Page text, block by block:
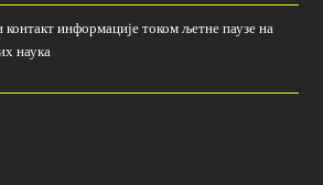
контакт информације током љетне паузе на
наука